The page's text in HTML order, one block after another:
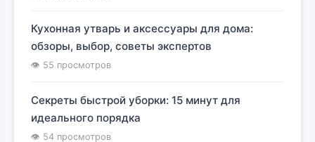
Кухонная утварь и аксессуары для дома:
обзоры, выбор, советы экспертов
👁 55 просмотров
Секреты быстрой уборки: 15 минут для
идеального порядка
👁 54 просмотров